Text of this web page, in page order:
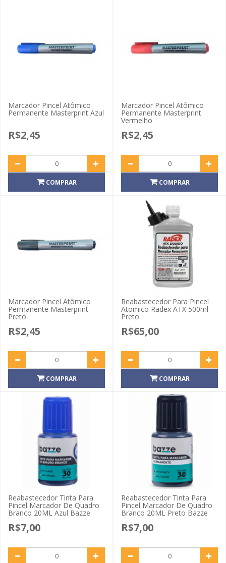
Marcador Pincel Atômico
Permanente Masterprint Azul
R$2,45
COMPRAR
Marcador Pincel Atômico
Permanente Masterprint
Vermelho
R$2,45
COMPRAR
Marcador Pincel Atômico
Permanente Masterprint
Preto
R$2,45
COMPRAR
Reabastecedor Para Pincel
Atomico Radex ATX 500ml
Preto
R$65,00
COMPRAR
Reabastecedor Tinta Para
Pincel Marcador De Quadro
Branco 20ML Azul Bazze
R$7,00
Reabastecedor Tinta Para
Pincel Marcador De Quadro
Branco 20ML Preto Bazze
R$7,00